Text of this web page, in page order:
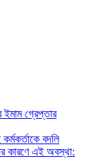
ইমাম গ্রেপ্তার
বদলি
কারণে এই অবস্থা: